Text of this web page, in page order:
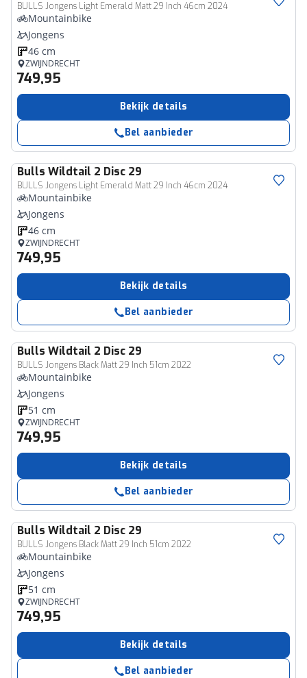
BULLS Jongens Light Emerald Matt 29 Inch 46cm 2024
Mountainbike
Jongens
46 cm
ZWIJNDRECHT
749,95
Bekijk details
Bel aanbieder
Bulls Wildtail 2 Disc 29
BULLS Jongens Light Emerald Matt 29 Inch 46cm 2024
Mountainbike
Jongens
46 cm
ZWIJNDRECHT
749,95
Bekijk details
Bel aanbieder
Bulls Wildtail 2 Disc 29
BULLS Jongens Black Matt 29 Inch 51cm 2022
Mountainbike
Jongens
51 cm
ZWIJNDRECHT
749,95
Bekijk details
Bel aanbieder
Bulls Wildtail 2 Disc 29
BULLS Jongens Black Matt 29 Inch 51cm 2022
Mountainbike
Jongens
51 cm
ZWIJNDRECHT
749,95
Bekijk details
Bel aanbieder